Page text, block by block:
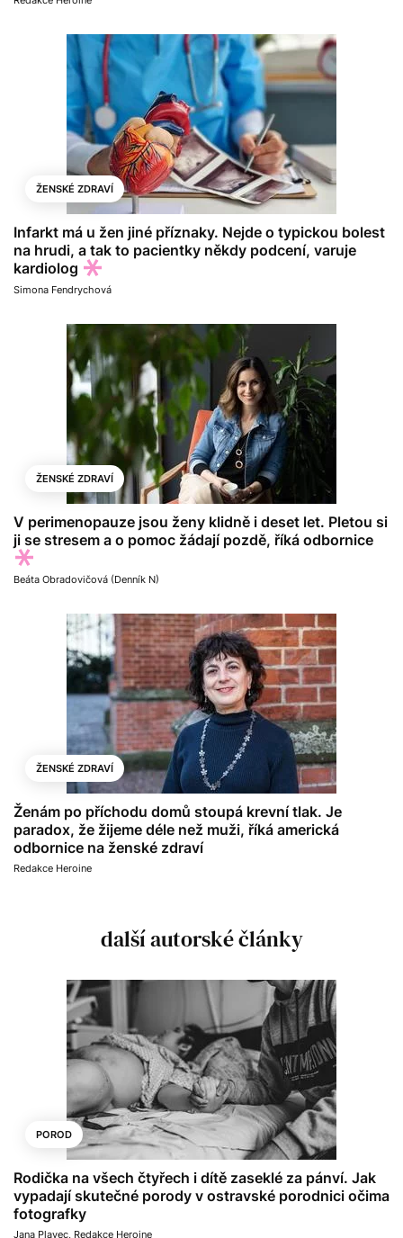
ŽENSKÉ ZDRAVÍ
Infarkt má u žen jiné příznaky. Nejde o typickou bolest
na hrudi, a tak to pacientky někdy podcení, varuje
kardiolog
Simona Fendrychová
ŽENSKÉ ZDRAVÍ
V perimenopauze jsou ženy klidně i deset let. Pletou si
ji se stresem a o pomoc žádají pozdě, říká odbornice
Beáta Obradovičová (Denník N)
ŽENSKÉ ZDRAVÍ
Ženám po příchodu domů stoupá krevní tlak. Je
paradox, že žijeme déle než muži, říká americká
odbornice na ženské zdraví
Redakce Heroine
další autorské články
POROD
Rodička na všech čtyřech i dítě zaseklé za pánví. Jak
vypadají skutečné porody v ostravské porodnici očima
fotografky
Jana Plavec, Redakce Heroine